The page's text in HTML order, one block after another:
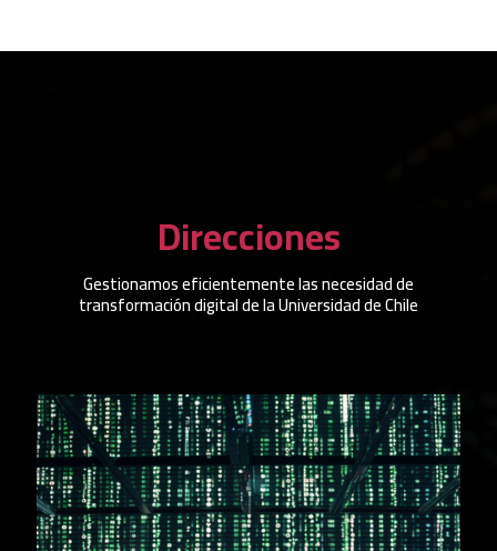
Direcciones
Gestionamos eficientemente las necesidad de
transformación digital de la Universidad de Chile